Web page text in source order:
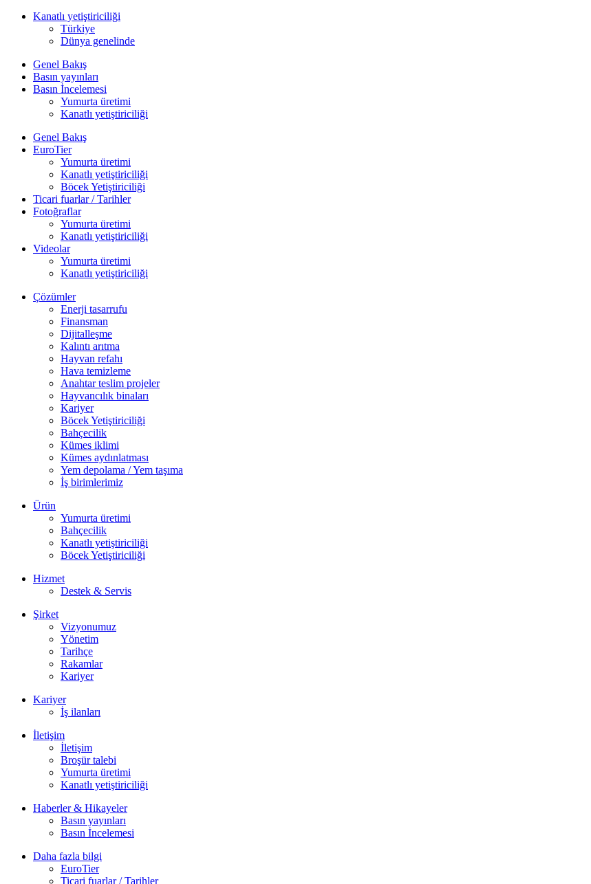
Kanatlı yetiştiriciliği
Türkiye
Dünya genelinde
Genel Bakış
Basın yayınları
Basın İncelemesi
Yumurta üretimi
Kanatlı yetiştiriciliği
Genel Bakış
EuroTier
Yumurta üretimi
Kanatlı yetiştiriciliği
Böcek Yetiştiriciliği
Ticari fuarlar / Tarihler
Fotoğraflar
Yumurta üretimi
Kanatlı yetiştiriciliği
Videolar
Yumurta üretimi
Kanatlı yetiştiriciliği
Çözümler
Enerji tasarrufu
Finansman
Dijitalleşme
Kalıntı arıtma
Hayvan refahı
Hava temizleme
Anahtar teslim projeler
Hayvancılık binaları
Kariyer
Böcek Yetiştiriciliği
Bahçecilik
Kümes iklimi
Kümes aydınlatması
Yem depolama / Yem taşıma
İş birimlerimiz
Ürün
Yumurta üretimi
Bahçecilik
Kanatlı yetiştiriciliği
Böcek Yetiştiriciliği
Hizmet
Destek & Servis
Şirket
Vizyonumuz
Yönetim
Tarihçe
Rakamlar
Kariyer
Kariyer
İş ilanları
İletişim
İletişim
Broşür talebi
Yumurta üretimi
Kanatlı yetiştiriciliği
Haberler & Hikayeler
Basın yayınları
Basın İncelemesi
Daha fazla bilgi
EuroTier
Ticari fuarlar / Tarihler